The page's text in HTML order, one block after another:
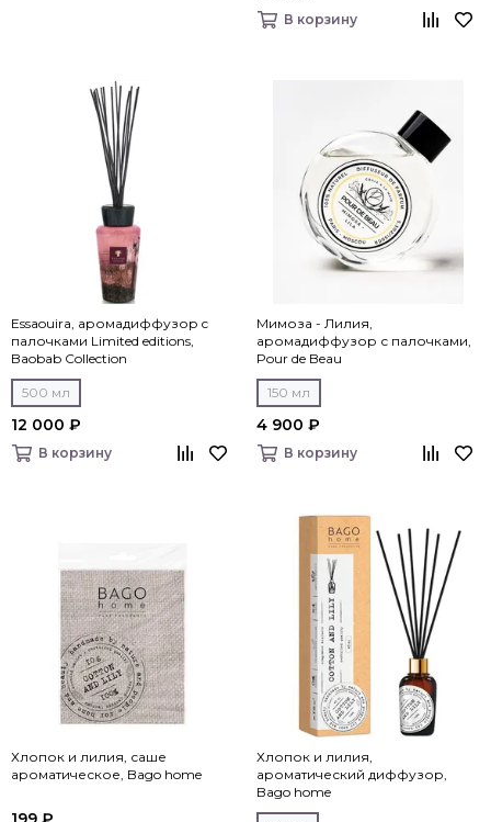
В корзину
Essaouira, аромадиффузор c
палочками Limited editions,
Baobab Collection
500 мл
12 000 ₽
В корзину
Мимоза - Лилия,
аромадиффузор с палочками,
Pour de Beau
150 мл
4 900 ₽
В корзину
Хлопок и лилия, саше
ароматическое, Bago home
Хлопок и лилия,
ароматический диффузор,
Bago home